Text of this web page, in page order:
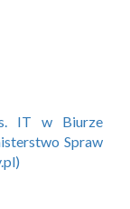
IT w Biurze
Spraw